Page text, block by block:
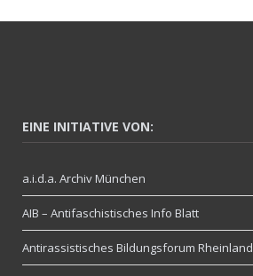
EINE INITIATIVE VON:
a.i.d.a. Archiv München
AIB – Antifaschistisches Info Blatt
Antirassistisches Bildungsforum Rheinland